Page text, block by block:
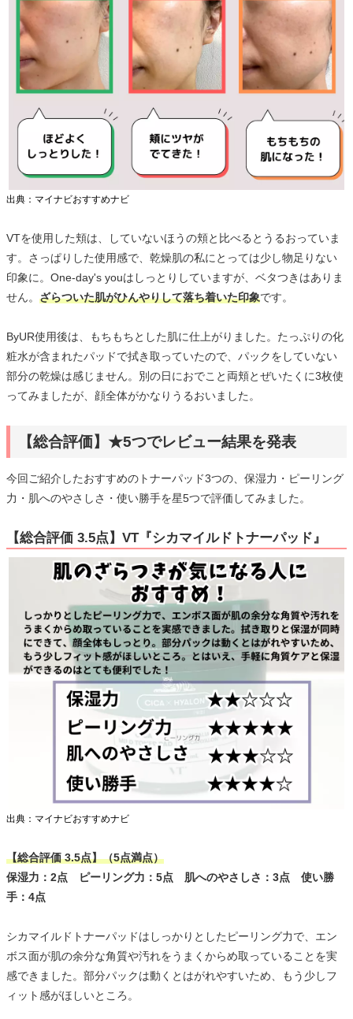
出典：マイナビおすすめナビ
VTを使用した頬は、していないほうの頬と比べるとうるおっていま
す。さっぱりした使用感で、乾燥肌の私にとっては少し物足りない
印象に。One-day's youはしっとりしていますが、ベタつきはありま
せん。 ざらついた肌がひんやりして落ち着いた印象です。
ByUR使用後は、もちもちとした肌に仕上がりました。たっぷりの化
粧水が含まれたパッドで拭き取っていたので、パックをしていない
部分の乾燥は感じません。別の日におでこと両頬とぜいたくに3枚使
ってみましたが、顔全体がかなりうるおいました。
【総合評価】★5つでレビュー結果を発表
今回ご紹介したおすすめのトナーパッド3つの、保湿力・ピーリング
力・肌へのやさしさ・使い勝手を星5つで評価してみました。
【総合評価 3.5点】VT『シカマイルドトナーパッド』
出典：マイナビおすすめナビ
【総合評価 3.5点】（5点満点）
保湿力：2点 ピーリング力：5点 肌へのやさしさ：3点 使い勝
手：4点
シカマイルドトナーパッドはしっかりとしたピーリング力で、エン
ボス面が肌の余分な角質や汚れをうまくからめ取っていることを実
感できました。部分パックは動くとはがれやすいため、もう少しフ
ィット感がほしいところ。